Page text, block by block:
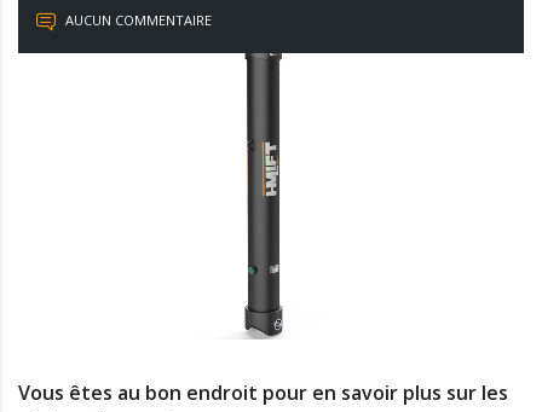
AUCUN COMMENTAIRE
Vous êtes au bon endroit pour en savoir plus sur les